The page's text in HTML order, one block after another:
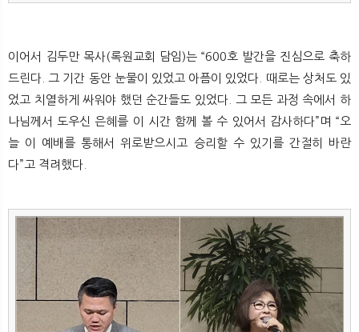
이어서 김두만 목사(록원교회 담임)는 “600호 발간을 진심으로 축하
드린다. 그 기간 동안 눈물이 있었고 아픔이 있었다. 때로는 상처도 있
었고 치열하게 싸워야 했던 순간들도 있었다. 그 모든 과정 속에서 하
나님께서 도우신 은혜를 이 시간 함께 볼 수 있어서 감사하다”며 “오
늘 이 예배를 통해서 위로받으시고 승리할 수 있기를 간절히 바란
다”고 격려했다.